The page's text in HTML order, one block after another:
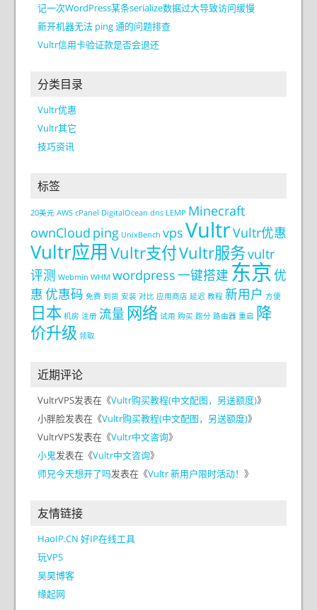
记一次WordPress某条serialize数据过大导致访问缓慢
新开机器无法 ping 通的问题排查
Vultr信用卡验证款是否会退还
分类目录
Vultr优惠
Vultr其它
技巧资讯
标签
20美元 AWS cPanel DigitalOcean dns LEMP Minecraft
ownCloud ping UnixBench vpsVultrVultr优惠
Vultr应用Vultr支付Vultr服务vultr
评测 Webmin WHM wordpress一键搭建 东京优
惠优惠码 免费 到货 安装 对比 应用商店 延迟 教程 新用户 方便
日本 机房 注册 流量 网络 试用 购买 跑分 路由器 重启 降
价升级 领取
近期评论
VultrVPS发表在《Vultr购买教程(中文配图，另送额度)》
小胖脸发表在《Vultr购买教程(中文配图，另送额度)》
VultrVPS发表在《Vultr中文咨询》
小鬼发表在《Vultr中文咨询》
师兄今天想开了吗发表在《Vultr 新用户限时活动！ 》
友情链接
HaoIP.CN 好IP在线工具
玩VPS
吴昊博客
缘起网